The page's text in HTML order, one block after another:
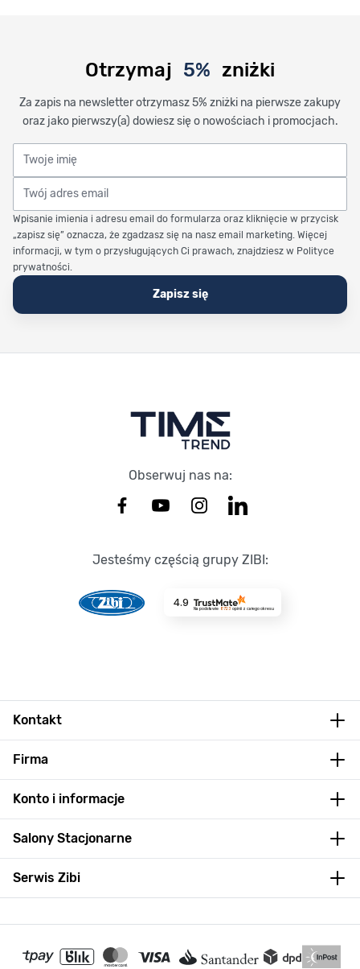
Otrzymaj 5% zniżki
Za zapis na newsletter otrzymasz 5% zniżki na pierwsze zakupy
oraz jako pierwszy(a) dowiesz się o nowościach i promocjach.
Twoje imię
Twój adres email
Wpisanie imienia i adresu email do formularza oraz kliknięcie w przycisk
„zapisz się” oznacza, że zgadzasz się na nasz email marketing. Więcej
informacji, w tym o przysługujących Ci prawach, znajdziesz w Polityce
prywatności.
Zapisz się
Obserwuj nas na:
Jesteśmy częścią grupy ZIBI:
4.9
Na podstawie 8723 opinii z całego okresu
Kontakt
Firma
Konto i informacje
Salony Stacjonarne
Serwis Zibi